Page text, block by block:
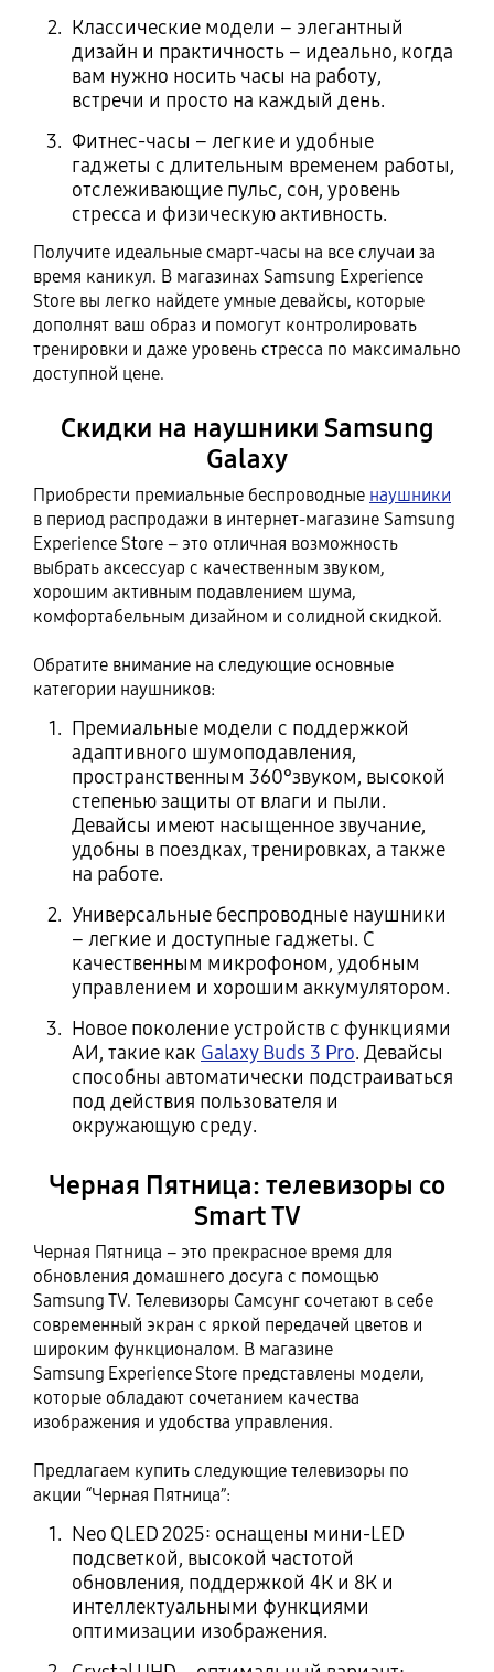
Классические модели – элегантный
дизайн и практичность – идеально, когда
вам нужно носить часы на работу,
встречи и просто на каждый день.
Фитнес-часы – легкие и удобные
гаджеты с длительным временем работы,
отслеживающие пульс, сон, уровень
стресса и физическую активность.
Получите идеальные смарт-часы на все случаи за
время каникул. В магазинах Samsung Experience
Store вы легко найдете умные девайсы, которые
дополнят ваш образ и помогут контролировать
тренировки и даже уровень стресса по максимально
доступной цене.
Скидки на наушники Samsung
Galaxy
Приобрести премиальные беспроводные наушники
в период распродажи в интернет-магазине Samsung
Experience Store – это отличная возможность
выбрать аксессуар с качественным звуком,
хорошим активным подавлением шума,
комфортабельным дизайном и солидной скидкой.
Обратите внимание на следующие основные
категории наушников:
Премиальные модели с поддержкой
адаптивного шумоподавления,
пространственным 360°звуком, высокой
степенью защиты от влаги и пыли.
Девайсы имеют насыщенное звучание,
удобны в поездках, тренировках, а также
на работе.
Универсальные беспроводные наушники
– легкие и доступные гаджеты. С
качественным микрофоном, удобным
управлением и хорошим аккумулятором.
Новое поколение устройств с функциями
АИ, такие как Galaxy Buds 3 Pro. Девайсы
способны автоматически подстраиваться
под действия пользователя и
окружающую среду.
Черная Пятница: телевизоры со
Smart TV
Черная Пятница – это прекрасное время для
обновления домашнего досуга с помощью
Samsung TV. Телевизоры Самсунг сочетают в себе
современный экран с яркой передачей цветов и
широким функционалом. В магазине
Samsung Experience Store представлены модели,
которые обладают сочетанием качества
изображения и удобства управления.
Предлагаем купить следующие телевизоры по
акции “Черная Пятница”:
Neo QLED 2025: оснащены мини‑LED
подсветкой, высокой частотой
обновления, поддержкой 4К и 8К и
интеллектуальными функциями
оптимизации изображения.